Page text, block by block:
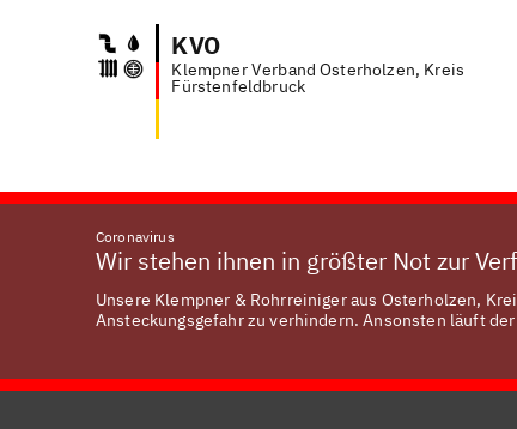
KVO
Klempner Verband Osterholzen, Kreis
Fürstenfeldbruck
Coronavirus
Wir stehen ihnen in größter Not zur
Unsere Klempner & Rohrreiniger aus Osterholzen,
Ansteckungsgefahr zu verhindern. Ansonsten läuft